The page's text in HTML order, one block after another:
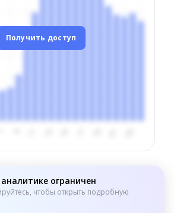
Получить доступ
ограничен
чтобы открыть подробную